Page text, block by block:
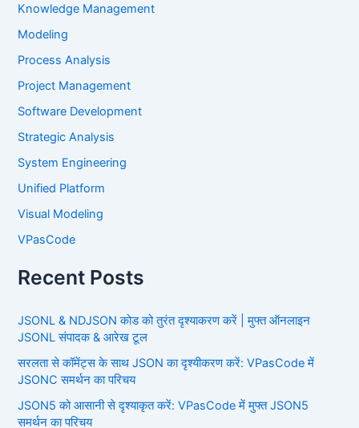
Knowledge Management
Modeling
Process Analysis
Project Management
Software Development
Strategic Analysis
System Engineering
Unified Platform
Visual Modeling
VPasCode
Recent Posts
JSONL & NDJSON कोड को तुरंत दृश्याकरण करें | मुफ्त ऑनलाइन
JSONL संपादक & आरेख टूल
सरलता से कॉमेंट्स के साथ JSON का दृश्यीकरण करें: VPasCode में
JSONC समर्थन का परिचय
JSON5 को आसानी से दृश्याकृत करें: VPasCode में मुफ्त JSON5
समर्थन का परिचय